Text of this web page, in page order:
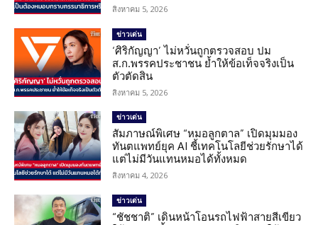
สิงหาคม 5, 2026
ข่าวเด่น
‘ศิริกัญญา’ ไม่หวั่นถูกตรวจสอบ ปม
ส.ก.พรรคประชาชน ย้ำให้ข้อเท็จจริงเป็น
ตัวตัดสิน
สิงหาคม 5, 2026
ข่าวเด่น
สัมภาษณ์พิเศษ “หมอลูกตาล” เปิดมุมมอง
ทันตแพทย์ยุค AI ชี้เทคโนโลยีช่วยรักษาได้
แต่ไม่มีวันแทนหมอได้ทั้งหมด
สิงหาคม 4, 2026
ข่าวเด่น
“ชัชชาติ” เดินหน้าโอนรถไฟฟ้าสายสีเขียว